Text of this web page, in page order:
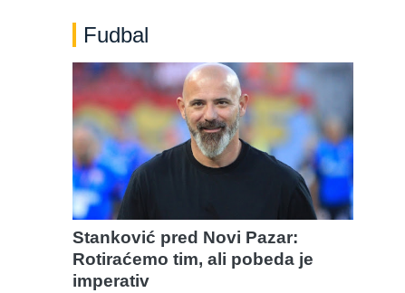
Fudbal
Stanković pred Novi Pazar:
Rotiraćemo tim, ali pobeda je
imperativ